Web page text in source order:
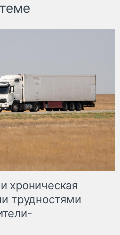
хроническая
трудностями